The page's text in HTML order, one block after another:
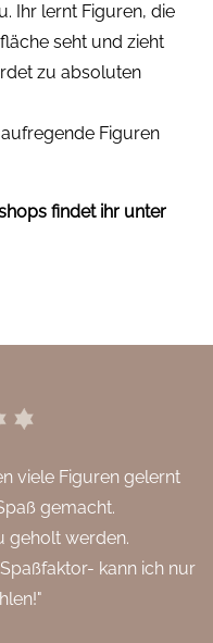
Ihr lernt Figuren, die
seht und zieht
zu absoluten
Figuren
findet ihr unter
viele Figuren gelernt
gemacht.
geholt werden.
kann ich nur